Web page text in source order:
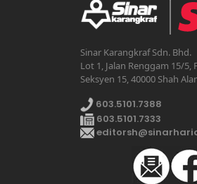
Sinar Karangkraf Sdn. Bhd.
Lot 1, Jalan Renggam 15/5,
Seksyen 15, 40000 Shah
603.5101.7388
603.5101.7333